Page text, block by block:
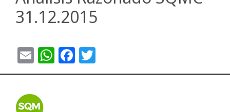
31.12.2015
EmailWhatsApp
Facebook